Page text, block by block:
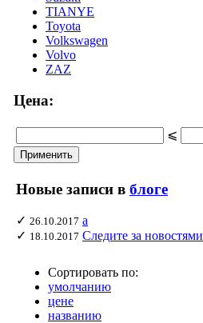
TIANYE
Toyota
Volkswagen
Volvo
ZAZ
Цена:
⩽
Новые записи в блоге
✓ 26.10.2017 а
✓ 18.10.2017 Следите за новостями
Сортировать по:
умолчанию
цене
названию